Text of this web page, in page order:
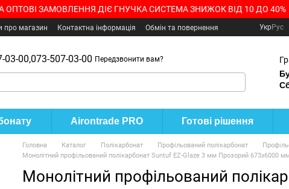
ОПТОВІ ЗАМОВЛЕННЯ ДІЄ ГНУЧКА СИСТЕМА ЗНИЖОК ВІД 10 ДО 40%
про магазин Контактна інформація
Обмін та повернення
УкрРус
03-00,073-507-03-00 Передзвонити вам?
Airontrade PRO Готові рішення
Головна Каталог Полікарбонат Профільований полікарбонат
Монолітний профільований полікарбонат Suntuf EZ-Glaze 3 мм Прозорий 673x6000
Монолітний профільований